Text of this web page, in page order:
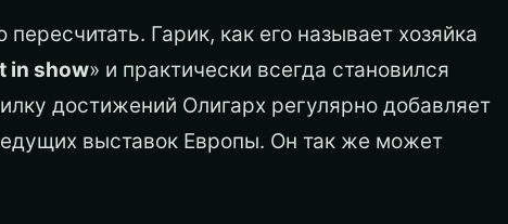
Гарик, как его называет хозяйка
in show» и практически всегда становился
достижений Олигарх регулярно добавляет
выставок Европы. Он так же может